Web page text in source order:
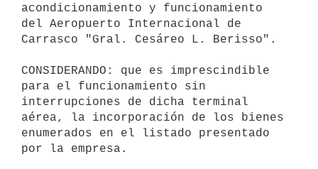
acondicionamiento y funcionamiento
del Aeropuerto Internacional de
Carrasco "Gral. Cesáreo L. Berisso".
CONSIDERANDO: que es imprescindible
para el funcionamiento sin
interrupciones de dicha terminal
aérea, la incorporación de los bienes
enumerados en el listado presentado
por la empresa.